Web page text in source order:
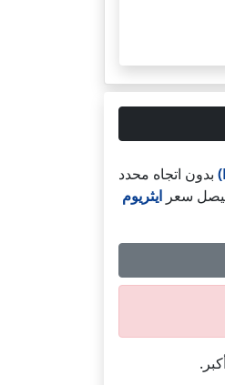
بدون اتجاه محدد
ايثريوم